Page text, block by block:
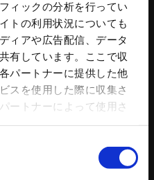
ィックの分析を行ってい
トの利用状況についても
ィアや広告配信、データ
有しています。ここで収
パートナーに提供した他
スを使用した際に収集さ
ートナーによって使用さ
プラント水処理設備
プラント付帯設備
トリートメントプロ
コンクリートプラント 関連記事